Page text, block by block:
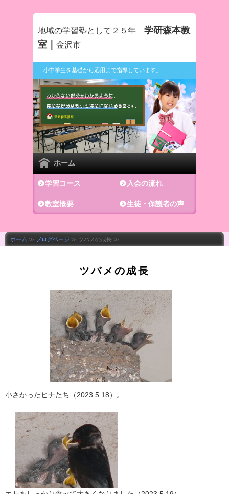
地域の学習塾として２５年 学研森本教
室｜ 金沢市
小中学生を基礎から応用まで指導しています。
ホーム
学習コース 入会の流れ
教室概要 生徒・保護者の声
ホーム ≫ ブログページ ≫ ツバメの成長 ≫
ツバメの成長
小さかったヒナたち（2023.5.18）。